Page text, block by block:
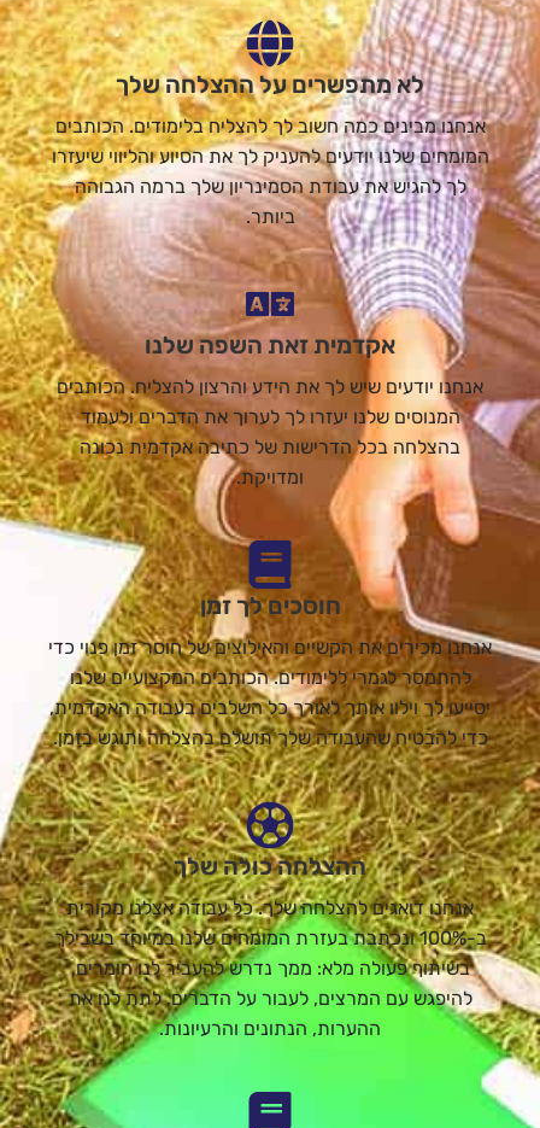
לא מתפשרים על ההצלחה שלך
אנחנו מבינים כמה חשוב לך להצליח בלימודים. הכותבים
המומחים שלנו יודעים להעניק לך את הסיוע והליווי שיעזרו
לך להגיש את עבודת הסמינריון שלך ברמה הגבוהה
ביותר.
אקדמית זאת השפה שלנו
אנחנו יודעים שיש לך את הידע והרצון להצליח. הכותבים
המנוסים שלנו יעזרו לך לערוך את הדברים ולעמוד
בהצלחה בכל הדרישות של כתיבה אקדמית נכונה
ומדויקת.
חוסכים לך זמן
אנחנו מכירים את הקשיים והאילוצים של חוסר זמן פנוי כדי
להתמסר לגמרי ללימודים. הכותבים המקצועיים שלנו
יסייעו לך וילוו אותך לאורך כל השלבים בעבודה האקדמית,
כדי להבטיח שהעבודה שלך תושלם בהצלחה ותוגש בזמן.
ההצלחה כולה שלך
אנחנו דואגים להצלחה שלך. כל עבודה אצלנו מקורית
ב-100% ונכתבת בעזרת המומחים שלנו במיוחד בשבילך
בשיתוף פעולה מלא: ממך נדרש להעביר לנו חומרים,
להיפגש עם המרצים, לעבור על הדברים, לתת לנו את
ההערות, הנתונים והרעיונות.